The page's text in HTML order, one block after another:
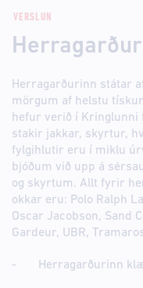
VERSLUN
Herragarðurinn státar
mörgum af helstu
hefur verið í Kringlunni
stakir jakkar, skyrtur,
fylgihlutir eru í miklu
bjóðum við upp á
og skyrtum. Allt fyrir
okkar eru: Polo Ralph
Oscar Jacobson, Sand
Gardeur, UBR,
- Herragarðurinn